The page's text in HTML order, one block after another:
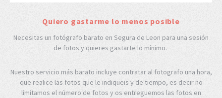
Quiero gastarme lo menos posible
Necesitas un fotógrafo barato en Segura de Leon para una sesión
de fotos y quieres gastarte lo mínimo.
Nuestro servicio más barato incluye contratar al fotografo una hora,
que realice las fotos que le indiqueis y de tiempo, es decir no
limitamos el número de fotos y os entreguemos las fotos en